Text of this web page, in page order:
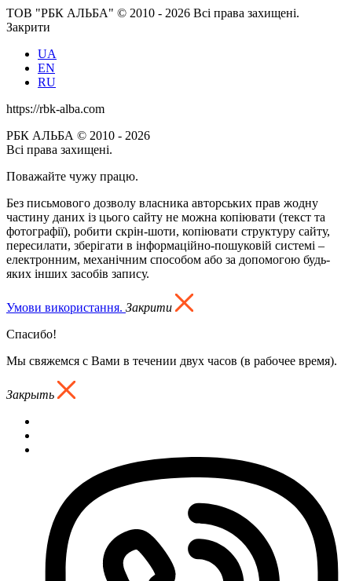
ТОВ "РБК АЛЬБА" © 2010 - 2026 Всі права захищені.
Закрити
UA
EN
RU
https://rbk-alba.com
РБК АЛЬБА © 2010 - 2026
Всі права захищені.
Поважайте чужу працю.
Без письмового дозволу власника авторських прав жодну
частину даних із цього сайту не можна копіювати (текст та
фотографії), робити скрін-шоти, копіювати структуру сайту,
пересилати, зберігати в інформаційно-пошуковій системі –
електронним, механічним способом або за допомогою будь-
яких інших засобів запису.
Умови використання. Закрити
Спасибо!
Мы свяжемся с Вами в течении двух часов (в рабочее время).
Закрыть